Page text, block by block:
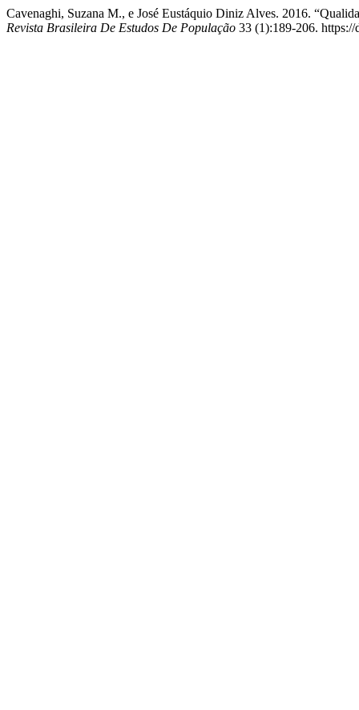
Cavenaghi, Suzana M., e José Eustáquio Diniz Alves. 2016.
Revista Brasileira De Estudos De População 33 (1):189-206.